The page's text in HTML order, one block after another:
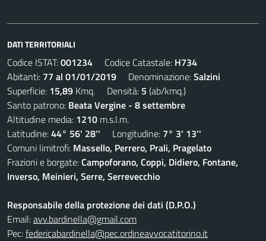
DATI TERRITORIALI
Codice ISTAT:001234 Codice Catastale: H734
Abitanti: 77 al 01/01/2019 Denominazione:Salzini
Superficie: 15,89 Kmq. Densità: 5 (ab/kmq.)
Santo patrono: Beata Vergine - 8 settembre
Altitudine media: 1210 m.s.l.m.
Latitudine:44° 56' 28'' Longitudine: 7° 3' 13''
Comuni limitrofi: Massello, Perrero, Prali, Pragelato
Frazioni e borgate:Campoforano, Coppi, Didiero, Fontane,
Inverso, Meinieri, Serre, Serrevecchio
Responsabile della protezione dei dati (D.P.O.)
Email:avv.bardinella@gmail.com
Pec:federicabardinella@pec.ordineavvocatitorino.it